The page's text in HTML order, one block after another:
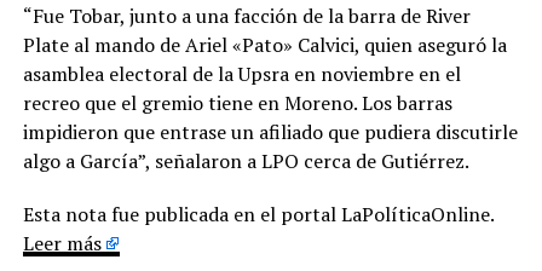
“Fue Tobar, junto a una facción de la barra de River
Plate al mando de Ariel «Pato» Calvici, quien aseguró la
asamblea electoral de la Upsra en noviembre en el
recreo que el gremio tiene en Moreno. Los barras
impidieron que entrase un afiliado que pudiera discutirle
algo a García”, señalaron a LPO cerca de Gutiérrez.
Esta nota fue publicada en el portal LaPolíticaOnline.
Leer más